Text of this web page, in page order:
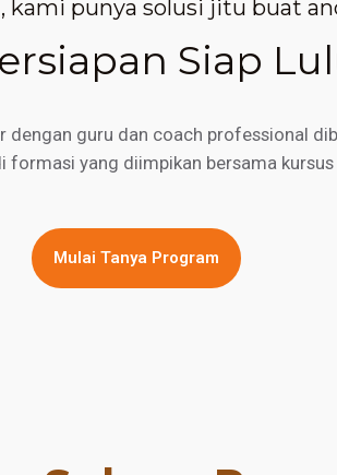
kami punya solusi jitu buat
Siap
guru dan coach professional
formasi yang diimpikan bersama kursus
Mulai Tanya Program